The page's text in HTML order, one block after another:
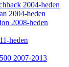
2004-heden
2004-heden
2008-heden
heden
2007-2013